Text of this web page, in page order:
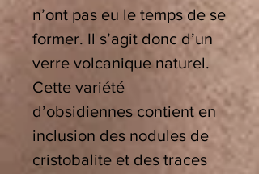
n’ont pas eu le temps de se
former. Il s’agit donc d’un
verre volcanique naturel.
Cette variété
d’obsidiennes contient en
inclusion des nodules de
cristobalite et des traces